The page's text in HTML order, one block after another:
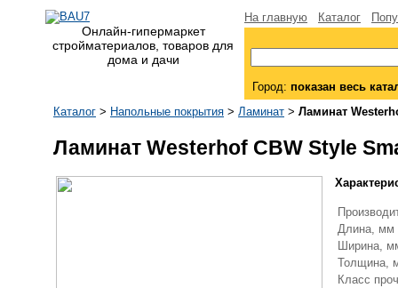
Онлайн-гипермаркет
стройматериалов, товаров для
дома и дачи
На главную Каталог
Город: показан весь
Каталог > Напольные покрытия > Ламинат > Ламинат
Ламинат Westerhof CBW Style
Длина, мм
Ширина,
Толщина,
Класс